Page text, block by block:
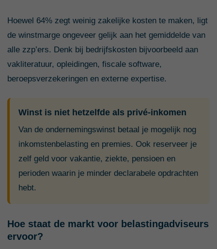
Hoewel 64% zegt weinig zakelijke kosten te maken, ligt
de winstmarge ongeveer gelijk aan het gemiddelde van
alle zzp’ers. Denk bij bedrijfskosten bijvoorbeeld aan
vakliteratuur, opleidingen, fiscale software,
beroepsverzekeringen en externe expertise.
Winst is niet hetzelfde als privé-inkomen
Van de ondernemingswinst betaal je mogelijk nog
inkomstenbelasting en premies. Ook reserveer je
zelf geld voor vakantie, ziekte, pensioen en
perioden waarin je minder declarabele opdrachten
hebt.
Hoe staat de markt voor belastingadviseurs
ervoor?